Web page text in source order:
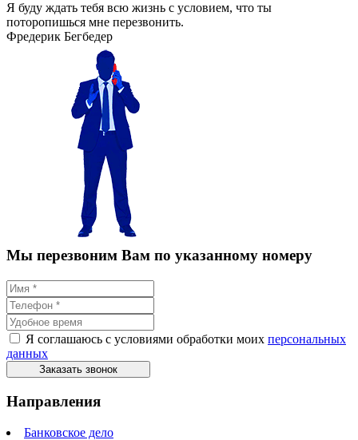
Я буду ждать тебя всю жизнь с условием, что ты
поторопишься мне перезвонить.
Фредерик Бегбедер
Мы перезвоним Вам по указанному номеру
Я соглашаюсь с условиями обработки моих персональных
данных
Заказать звонок
Направления
Банковское дело